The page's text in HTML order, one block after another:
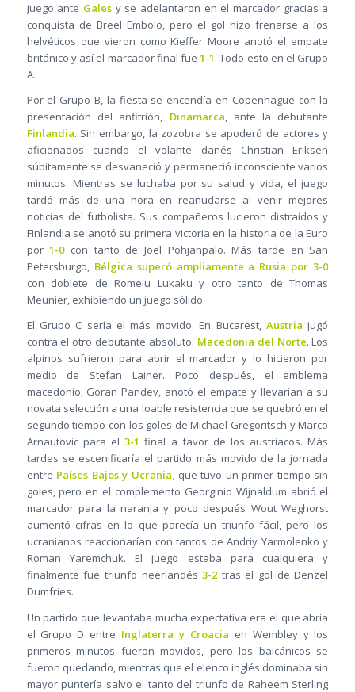
juego ante Galesy se adelantaron en el marcador gracias a
conquista de Breel Embolo, pero el gol hizo frenarse a los
helvéticos que vieron como Kieffer Moore anotó el empate
británico y así el marcador final fue1-1. Todo esto en el Grupo
A.
Por el Grupo B, la fiesta se encendía en Copenhague con la
presentación del anfitrión, Dinamarca, ante la debutante
Finlandia. Sin embargo, la zozobra se apoderó de actores y
aficionados cuando el volante danés Christian Eriksen
súbitamente se desvaneció y permaneció inconsciente varios
minutos. Mientras se luchaba por su salud y vida, el juego
tardó más de una hora en reanudarse al venir mejores
noticias del futbolista. Sus compañeros lucieron distraídos y
Finlandia se anotó su primera victoria en la historia de la Euro
por1-0con tanto de Joel Pohjanpalo. Más tarde en San
Petersburgo, Bélgica superó ampliamente a Rusia por 3-0
con doblete de Romelu Lukaku y otro tanto de Thomas
Meunier, exhibiendo un juego sólido.
El Grupo C sería el más movido. En Bucarest,Austria jugó
contra el otro debutante absoluto: Macedonia del Norte. Los
alpinos sufrieron para abrir el marcador y lo hicieron por
medio de Stefan Lainer. Poco después, el emblema
macedonio, Goran Pandev, anotó el empate y llevarían a su
novata selección a una loable resistencia que se quebró en el
segundo tiempo con los goles de Michael Gregoritsch y Marco
Arnautovic para el3-1 final a favor de los austriacos. Más
tardes se escenificaría el partido más movido de la jornada
entre Países Bajos y Ucrania, que tuvo un primer tiempo sin
goles, pero en el complemento Georginio Wijnaldum abrió el
marcador para la naranja y poco después Wout Weghorst
aumentó cifras en lo que parecía un triunfo fácil, pero los
ucranianos reaccionarían con tantos de Andriy Yarmolenko y
Roman Yaremchuk. El juego estaba para cualquiera y
finalmente fue triunfo neerlandés3-2 tras el gol de Denzel
Dumfries.
Un partido que levantaba mucha expectativa era el que abría
el Grupo D entre Inglaterra y Croacia en Wembley y los
primeros minutos fueron movidos, pero los balcánicos se
fueron quedando, mientras que el elenco inglés dominaba sin
mayor puntería salvo el tanto del triunfo de Raheem Sterling